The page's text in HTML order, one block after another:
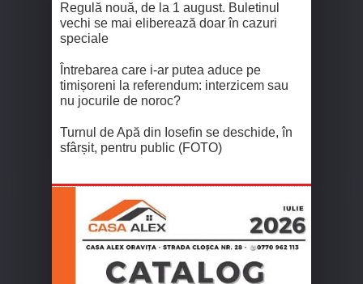
Regulă nouă, de la 1 august. Buletinul
vechi se mai eliberează doar în cazuri
speciale
Întrebarea care i-ar putea aduce pe
timișoreni la referendum: interzicem sau
nu jocurile de noroc?
Turnul de Apă din Iosefin se deschide, în
sfârșit, pentru public (FOTO)